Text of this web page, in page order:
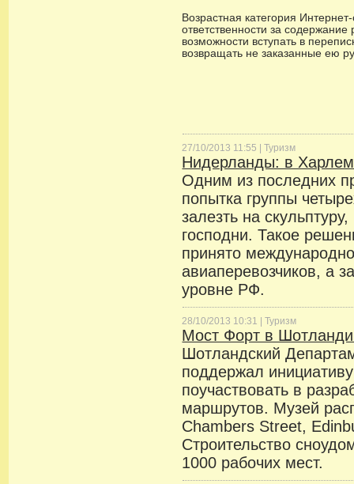
Возрастная категория
ответственности за
возможности вступать в
возвращать не заказанные ею
27/10/2013 11:55 |Туризм
Нидерланды: в
Одним из последних
попытка группы
залезть на
господни. Такое
принято
авиаперевозчиков, а
уровне РФ.
28/10/2013 10:31 |Туризм
Мост Форт в
Шотландский
поддержал
поучаствовать в
маршрутов. Музей
Chambers Street,
Строительство
1000 рабочих мест.